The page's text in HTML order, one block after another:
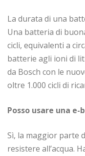
La durata di una
Una batteria di
cicli, equivalenti a
batterie agli ioni di
da Bosch con le
oltre 1.000 cicli di
Posso usare una
Sì, la maggior parte
resistere all’acqua.